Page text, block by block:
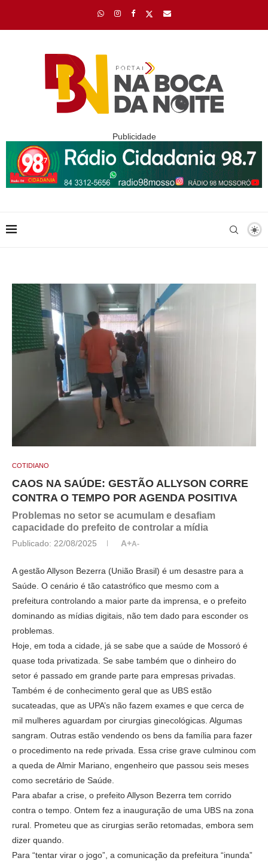
Publicidade
COTIDIANO
CAOS NA SAÚDE: GESTÃO ALLYSON CORRE
CONTRA O TEMPO POR AGENDA POSITIVA
Problemas no setor se acumulam e desafiam
capacidade do prefeito de controlar a mídia
Publicado: 22/08/2025 A+A-
A gestão Allyson Bezerra (União Brasil) é um desastre para a
Saúde. O cenário é tão catastrófico que mesmo com a
prefeitura controlando a maior parte da imprensa, e o prefeito
dominando as mídias digitais, não tem dado para esconder os
problemas.
Hoje, em toda a cidade, já se sabe que a saúde de Mossoró é
quase toda privatizada. Se sabe também que o dinheiro do
setor é passado em grande parte para empresas privadas.
Também é de conhecimento geral que as UBS estão
sucateadas, que as UPA’s não fazem exames e que cerca de
mil mulheres aguardam por cirurgias ginecológicas. Algumas
sangram. Outras estão vendendo os bens da família para fazer
o procedimento na rede privada. Essa crise grave culminou com
a queda de Almir Mariano, engenheiro que passou seis meses
como secretário de Saúde.
Para abafar a crise, o prefeito Allyson Bezerra tem corrido
contra o tempo. Ontem fez a inauguração de uma UBS na zona
rural. Prometeu que as cirurgias serão retomadas, embora sem
dizer quando.
Para “tentar virar o jogo”, a comunicação da prefeitura “inunda”